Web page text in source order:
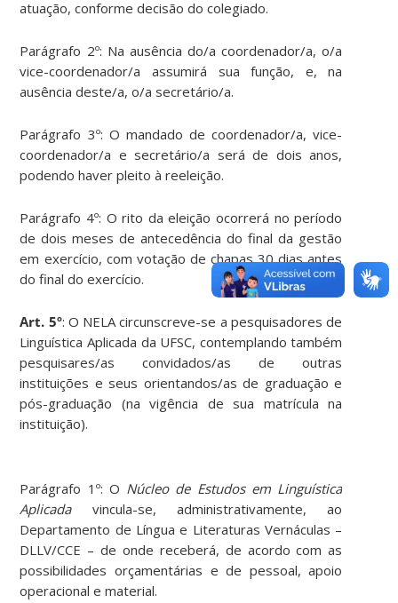
atuação, conforme decisão do colegiado.
Parágrafo 2º: Na ausência do/a coordenador/a, o/a
vice-coordenador/a assumirá sua função, e, na
ausência deste/a, o/a secretário/a.
Parágrafo 3º: O mandado de coordenador/a, vice-
coordenador/a e secretário/a será de dois anos,
podendo haver pleito à reeleição.
Parágrafo 4º: O rito da eleição ocorrerá no período
de dois meses de antecedência do final da gestão
em exercício, com votação de chapas 30 dias antes
do final do exercício.
Art. 5º: O NELA circunscreve-se a pesquisadores de
Linguística Aplicada da UFSC, contemplando também
pesquisares/as convidados/as de outras
instituições e seus orientandos/as de graduação e
pós-graduação (na vigência de sua matrícula na
instituição).
Parágrafo 1º: O Núcleo de Estudos em Linguística
Aplicadavincula-se, administrativamente, ao
Departamento de Língua e Literaturas Vernáculas –
DLLV/CCE – de onde receberá, de acordo com as
possibilidades orçamentárias e de pessoal, apoio
operacional e material.